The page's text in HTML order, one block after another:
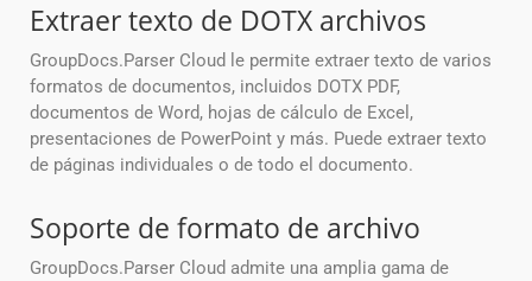
Extraer texto de DOTX archivos
GroupDocs.Parser Cloud le permite extraer texto de varios
formatos de documentos, incluidos DOTX PDF,
documentos de Word, hojas de cálculo de Excel,
presentaciones de PowerPoint y más. Puede extraer texto
de páginas individuales o de todo el documento.
Soporte de formato de archivo
GroupDocs.Parser Cloud admite una amplia gama de